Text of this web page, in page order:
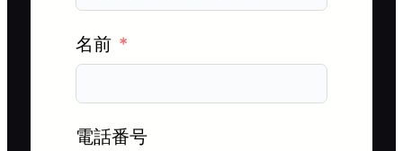
名前
電話番号